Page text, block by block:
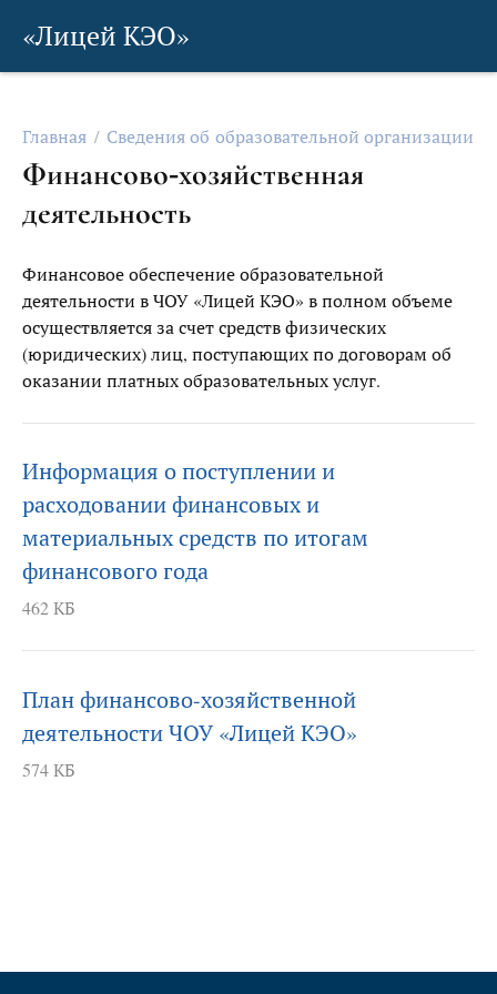
«Лицей КЭО»
Главная Сведения об образовательной организации
Финансово-хозяйственная
деятельность
Финансовое обеспечение образовательной
деятельности в ЧОУ «Лицей КЭО» в полном объеме
осуществляется за счет средств физических
(юридических) лиц, поступающих по договорам об
оказании платных образовательных услуг.
Информация о поступлении и
расходовании финансовых и
материальных средств по итогам
финансового года
462 КБ
План финансово-хозяйственной
деятельности ЧОУ «Лицей КЭО»
574 КБ